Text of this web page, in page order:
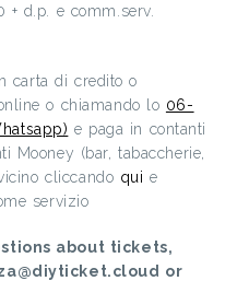
+ d.p. e comm.serv.
carta di credito o
o chiamando lo 06-
e paga in contanti
Mooney (bar, tabaccherie,
cliccando qui e
servizio
about tickets,
or